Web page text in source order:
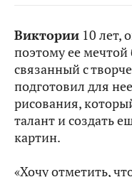
Виктории 10 лет,
поэтому ее
связанный с
подготовил для
рисования,
талант и создать
картин.
«Хочу отметить,